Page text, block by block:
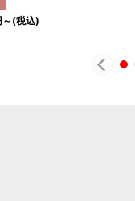
～ (税込)